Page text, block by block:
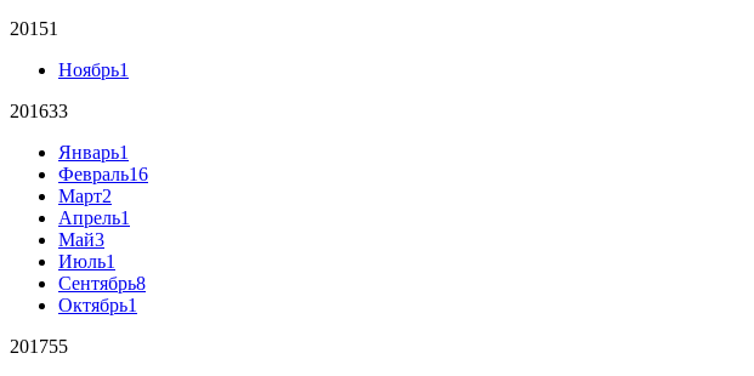
20151
Ноябрь1
201633
Январь1
Февраль16
Март2
Апрель1
Май3
Июль1
Сентябрь8
Октябрь1
201755